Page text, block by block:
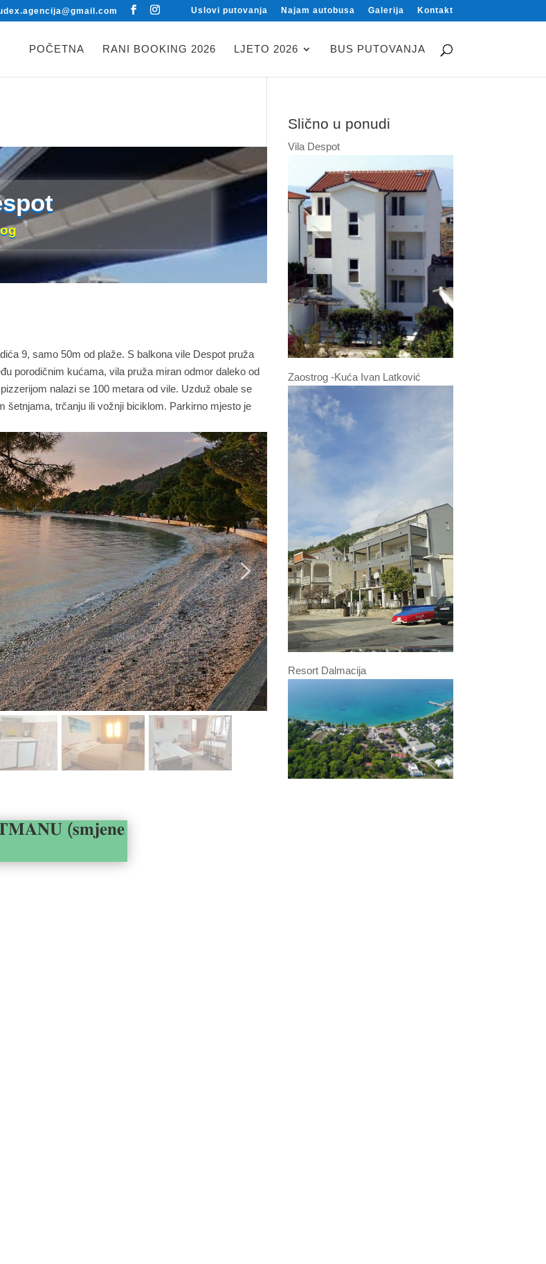
Uslovi putovanja Najam autobusa Galerija Kontakt
POČETNA RANI BOOKING 2026 LJETO 2026 BUS PUTOVANJA
9, samo 50m od plaže. S balkona vile Despot pruža
porodičnim kućama, vila pruža miran odmor daleko od
nalazi se 100 metara od vile. Uzduž obale se
šetnjama, trčanju ili vožnji biciklom. Parkirno mjesto je
(𝐬𝐦𝐣𝐞𝐧𝐞
Slično u ponudi
Vila Despot
Zaostrog -Kuća Ivan Latković
Resort Dalmacija